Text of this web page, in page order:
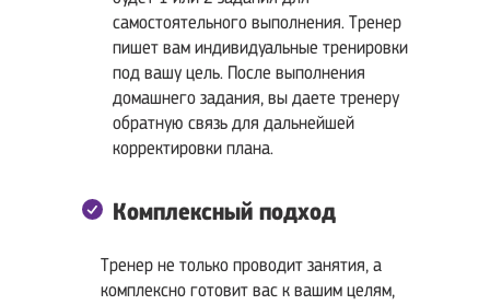
самостоятельного выполнения. Тренер
пишет вам индивидуальные тренировки
под вашу цель. После выполнения
домашнего задания, вы даете тренеру
обратную связь для дальнейшей
корректировки плана.
Тренер не только проводит занятия, а
комплексно готовит вас к вашим целям,
Комплексный подход